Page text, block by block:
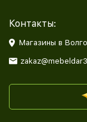
Контакты:
Магазины в